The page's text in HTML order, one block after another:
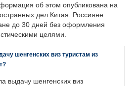
об этом опубликована на
дел Китая. Россияне
до 30 дней без оформления
целями.
шенгенских виз туристам из
выдачу шенгенских виз